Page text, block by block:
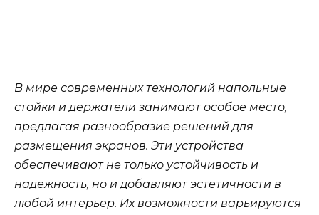
В мире современных технологий напольные
стойки и держатели занимают особое место,
предлагая разнообразие решений для
размещения экранов. Эти устройства
обеспечивают не только устойчивость и
надежность, но и добавляют эстетичности в
любой интерьер. Их возможности варьируются